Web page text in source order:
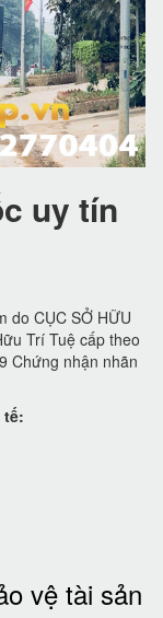
uy tín
do CỤC SỞ HỮU
Trí Tuệ cấp theo
Chứng nhận nhãn
tế:
vệ tài sản